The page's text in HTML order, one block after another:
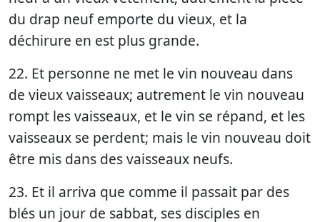
du drap neuf emporte du vieux, et la
déchirure en est plus grande.
22. Et personne ne met le vin nouveau dans
de vieux vaisseaux; autrement le vin nouveau
rompt les vaisseaux, et le vin se répand, et les
vaisseaux se perdent; mais le vin nouveau doit
être mis dans des vaisseaux neufs.
23. Et il arriva que comme il passait par des
blés un jour de sabbat, ses disciples en